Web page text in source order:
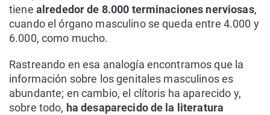
tiene alrededor de 8.000 terminaciones nerviosas,
cuando el órgano masculino se queda entre 4.000 y
6.000, como mucho.
Rastreando en esa analogía encontramos que la
información sobre los genitales masculinos es
abundante; en cambio, el clítoris ha aparecido y,
sobre todo, ha desaparecido de la literatura